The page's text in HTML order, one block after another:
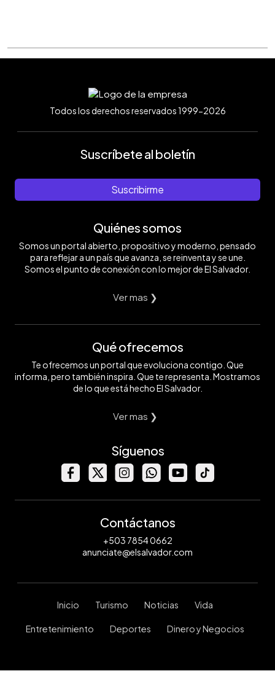
Todos los derechos reservados 1999-2026
Suscríbete al boletín
Suscribirme
Quiénes somos
Somos un portal abierto, propositivo y moderno, pensado
para reflejar a un país que avanza, se reinventa y se une.
Somos el punto de conexión con lo mejor de El Salvador.
Ver mas ❯
Qué ofrecemos
Te ofrecemos un portal que evoluciona contigo. Que
informa, pero también inspira. Que te representa. Mostramos
de lo que está hecho El Salvador.
Ver mas ❯
Síguenos
Contáctanos
+503 7854 0662
anunciate@elsalvador.com
Inicio Turismo Noticias Vida
Entretenimiento Deportes Dinero y Negocios